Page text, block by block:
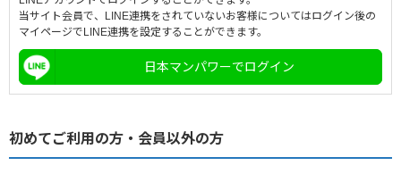
当サイト会員で、LINE連携をされていないお客様についてはログイン後の
マイページでLINE連携を設定することができます。
日本マンパワーでログイン
初めてご利用の方・会員以外の方